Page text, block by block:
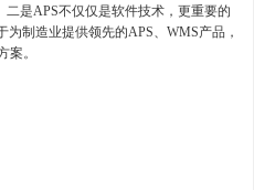
是APS不仅仅是软件技术，更重要的
制造业提供领先的APS、WMS产品，
案。